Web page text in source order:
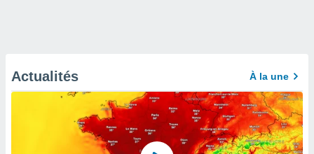
Actualités À la une